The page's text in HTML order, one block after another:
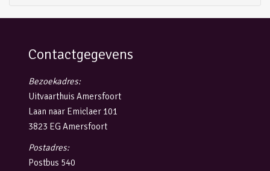
Contactgegevens
Bezoekadres:
Uitvaarthuis Amersfoort
Laan naar Emiclaer 101
3823 EG Amersfoort
Postadres:
Postbus 540